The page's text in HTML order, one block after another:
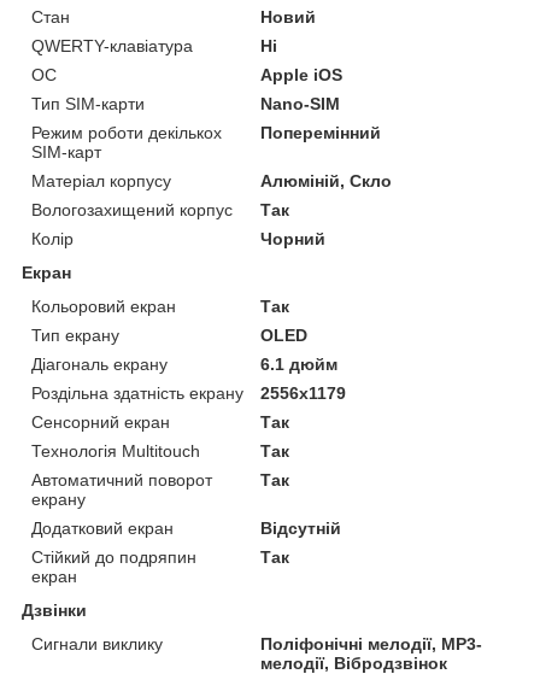
Стан
Новий
QWERTY-клавіатура
Ні
ОС
Apple iOS
Тип SIM-карти
Nano-SIM
Режим роботи декількох
SIM-карт
Поперемінний
Матеріал корпусу
Алюміній, Скло
Вологозахищений корпус
Так
Колір
Чорний
Екран
Кольоровий екран
Так
Тип екрану
OLED
Діагональ екрану
6.1 дюйм
Роздільна здатність екрану
2556x1179
Сенсорний екран
Так
Технологія Multitouch
Так
Автоматичний поворот
екрану
Так
Додатковий екран
Відсутній
Стійкий до подряпин
екран
Так
Дзвінки
Сигнали виклику
Поліфонічні мелодії, MP3-
мелодії, Вібродзвінок